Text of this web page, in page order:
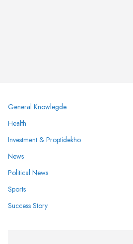
General Knowlegde
Health
Investment & Proptidekho
News
Political News
Sports
Success Story